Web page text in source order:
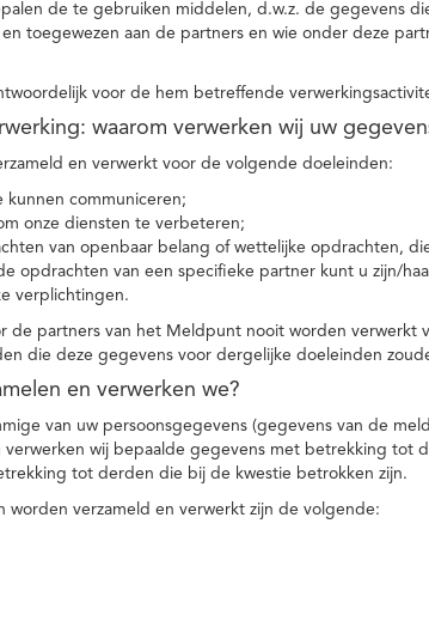
de te gebruiken middelen, d.w.z. de gegevens
toegewezen aan de partners en wie onder deze
voor de hem betreffende
waarom verwerken wij uw
en verwerkt voor de volgende doeleinden:
communiceren;
onze diensten te verbeteren;
van openbaar belang of wettelijke opdrachten,
opdrachten van een specifieke partner kunt u zijn/
verplichtingen.
de partners van het Meldpunt nooit worden verwerkt
die deze gegevens voor dergelijke doeleinden
en verwerken we?
van uw persoonsgegevens (gegevens van de
verwerken wij bepaalde gegevens met betrekking
tot derden die bij de kwestie betrokken zijn.
worden verzameld en verwerkt zijn de volgende: